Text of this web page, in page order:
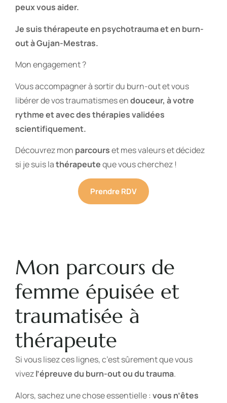
peux vous aider.
Je suis thérapeute en psychotrauma et en burn-
out à Gujan-Mestras.
Mon engagement ?
Vous accompagner à sortir du burn-out et vous
libérer de vos traumatismes endouceur, à votre
rythme et avec des thérapies validées
scientifiquement.
Découvrez mon parcourset mes valeurs et décidez
si je suis lathérapeuteque vous cherchez !
Prendre RDV
Mon parcours de
femme épuisée et
traumatisée à
thérapeute
Si vous lisez ces lignes, c’est sûrement que vous
vivezl’épreuve du burn-out ou du trauma.
Alors, sachez une chose essentielle : vous n’êtes